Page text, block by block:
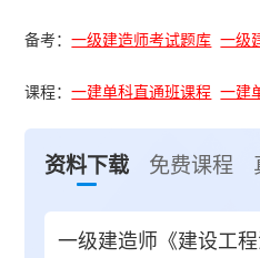
备考：一级建造师考试题库 一级
课程：一建单科直通班课程 一建
资料下载 免费课程
一级建造师《建设工